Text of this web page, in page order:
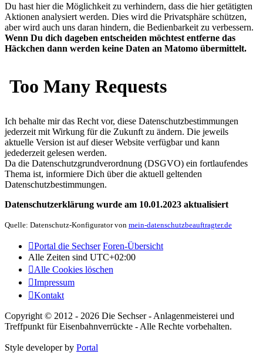
Du hast hier die Möglichkeit zu verhindern, dass die hier getätigten
Aktionen analysiert werden. Dies wird die Privatsphäre schützen,
aber wird auch uns daran hindern, die Bedienbarkeit zu verbessern.
Wenn Du dich dageben entscheiden möchtest entferne das
Häckchen dann werden keine Daten an Matomo übermittelt.
Ich behalte mir das Recht vor, diese Datenschutzbestimmungen
jederzeit mit Wirkung für die Zukunft zu ändern. Die jeweils
aktuelle Version ist auf dieser Website verfügbar und kann
jedederzeit gelesen werden.
Da die Datenschutzgrundverordnung (DSGVO) ein fortlaufendes
Thema ist, informiere Dich über die aktuell geltenden
Datenschutzbestimmungen.
Datenschutzerklärung wurde am 10.01.2023 aktualisiert
Quelle: Datenschutz-Konfigurator von mein-datenschutzbeauftragter.de
Portal die Sechser Foren-Übersicht
Alle Zeiten sind UTC+02:00
Alle Cookies löschen
Impressum
Kontakt
Copyright © 2012 - 2026 Die Sechser - Anlagenmeisterei und
Treffpunkt für Eisenbahnverrückte - Alle Rechte vorbehalten.
Style developer by Portal